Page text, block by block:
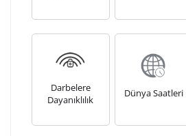
Kişiselleştirilmiş ürünlerin teslim
sebebi ile 1-2 iş günü
tamamlandıktan sonra siparişiniz
Kişiselleştirilmiş
iade
Darbelere
Dayanıklılık
Dünya Saatleri